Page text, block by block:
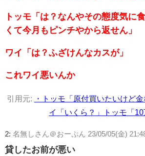
トッモ「は？なんやその態度気に
くて今月もピンチやから返せん」
ワイ「は？ふざけんなカスが」
これワイ悪いんか
引用元:
・トッモ「原付買いたいけど
イ「いくら？」トッモ「10
2: 名無しさん＠おーぷん 23/05/05(金)
貸したお前が悪い